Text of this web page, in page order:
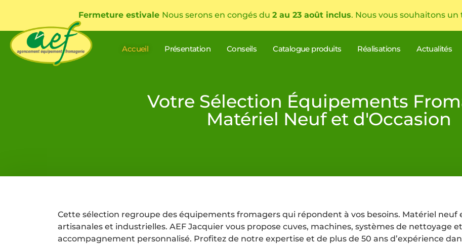
Fermeture estivale Nous serons en congés du 2 au 23 août inclus. Nous vous souhaitons
Accueil Présentation Conseils Catalogue produits Réalisations Actualités
Votre Sélection Équipements
Matériel Neuf et d'Occasion
Cette sélection regroupe des équipements fromagers qui répondent à vos besoins. Matériel neuf
artisanales et industrielles. AEF Jacquier vous propose cuves, machines, systèmes de nettoyage
accompagnement personnalisé. Profitez de notre expertise et de plus de 50 ans d’expérience